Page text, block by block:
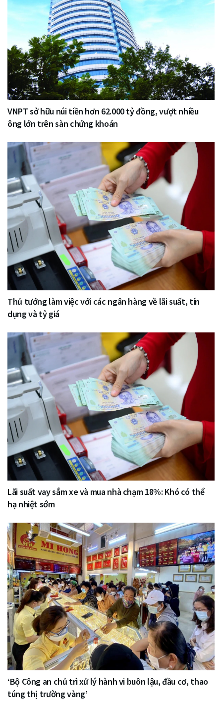
VNPT sở hữu núi tiền hơn 62.000 tỷ đồng, vượt nhiều
ông lớn trên sàn chứng khoán
Thủ tướng làm việc với các ngân hàng về lãi suất, tín
dụng và tỷ giá
Lãi suất vay sắm xe và mua nhà chạm 18%: Khó có thể
hạ nhiệt sớm
‘Bộ Công an chủ trì xử lý hành vi buôn lậu, đầu cơ, thao
túng thị trường vàng’